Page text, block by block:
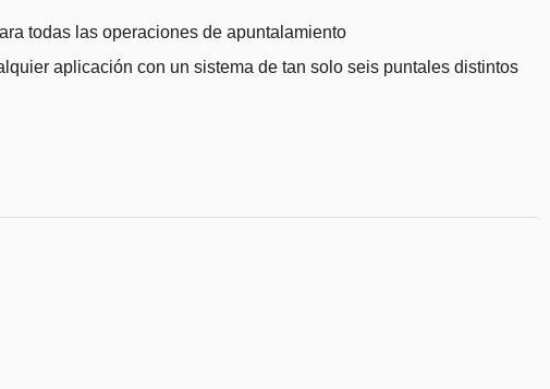
todas las operaciones de apuntalamiento
aplicación con un sistema de tan solo seis puntales distintos